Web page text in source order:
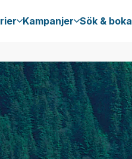
Kampanjer Sök & boka